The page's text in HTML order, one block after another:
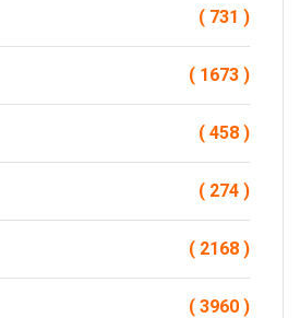
( 731 )
( 1673 )
( 458 )
( 274 )
( 2168 )
( 3960 )